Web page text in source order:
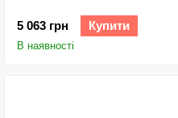
5 063 грн Купити
В наявності